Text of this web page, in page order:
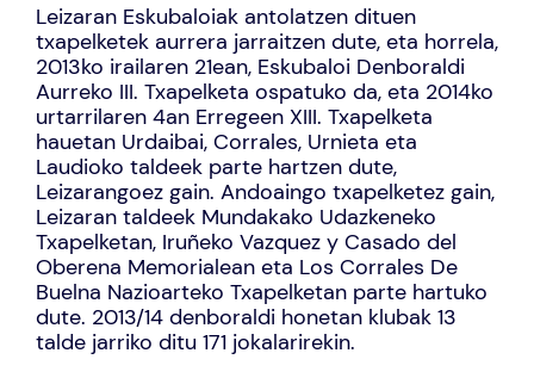
Leizaran Eskubaloiak antolatzen dituen
txapelketek aurrera jarraitzen dute, eta horrela,
2013ko irailaren 21ean, Eskubaloi Denboraldi
Aurreko III. Txapelketa ospatuko da, eta 2014ko
urtarrilaren 4an Erregeen XIII. Txapelketa
hauetan Urdaibai, Corrales, Urnieta eta
Laudioko taldeek parte hartzen dute,
Leizarangoez gain. Andoaingo txapelketez gain,
Leizaran taldeek Mundakako Udazkeneko
Txapelketan, Iruñeko Vazquez y Casado del
Oberena Memorialean eta Los Corrales De
Buelna Nazioarteko Txapelketan parte hartuko
dute. 2013/14 denboraldi honetan klubak 13
talde jarriko ditu 171 jokalarirekin.